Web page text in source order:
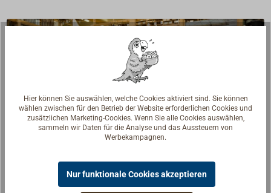
Hier können Sie auswählen, welche Cookies aktiviert sind. Sie können
wählen zwischen für den Betrieb der Website erforderlichen Cookies und
zusätzlichen Marketing-Cookies. Wenn Sie alle Cookies auswählen,
sammeln wir Daten für die Analyse und das Aussteuern von
Werbekampagnen.
Nur funktionale Cookies akzeptieren